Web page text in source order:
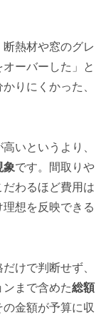
断熱材や窓のグレ
ーバーした」と
りにくかった、
いというより、
象です。間取りや
わるほど費用は
想を反映できる
けで判断せず、
まで含めた総額
金額が予算に収